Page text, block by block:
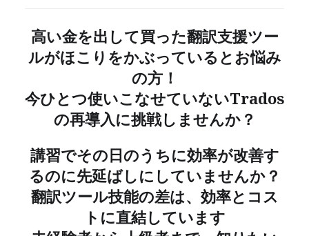
高い金を出して買った翻訳支援ツー
ルがほこりをかぶっているとお悩み
の方！
今ひとつ使いこなせていないTrados
の再導入に挑戦しませんか？
講習でその日のうちに効率が改善す
るのに先延ばしにしていませんか？
翻訳ツール技能の差は、効率とコス
トに直結しています